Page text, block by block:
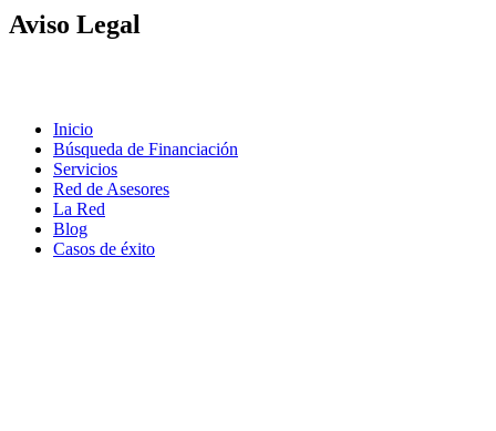
Aviso Legal
Inicio
Búsqueda de Financiación
Servicios
Red de Asesores
La Red
Blog
Casos de éxito